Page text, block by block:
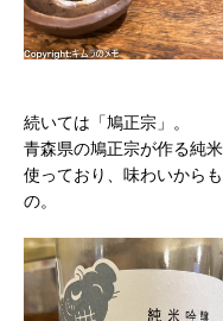
続いては「鳩正宗」。
青森県の鳩正宗が作る純
使っており、味わいから
の。